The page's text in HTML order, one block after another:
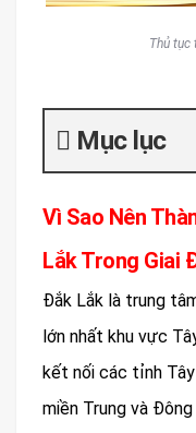
Thủ tục
Mục lục
Vì Sao Nên
Lắk Trong Giai
Đắk Lắk là trung
lớn nhất khu vực
kết nối các tỉnh
miền Trung và